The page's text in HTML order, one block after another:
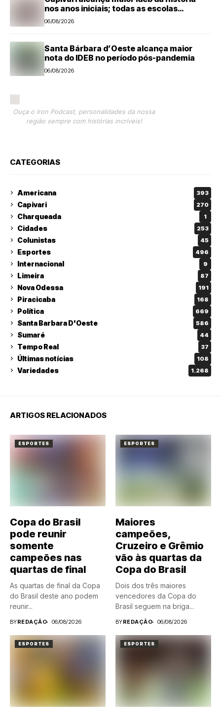
nos anos iniciais; todas as escolas
avançam
06/08/2026
Santa Bárbara d’Oeste alcança maior
nota do IDEB no período pós-pandemia
06/08/2026
Ouça o Iron Podcast, personalidades da nossa
região sempre com histórias incríveis!
CATEGORIAS
Americana 393
Capivari 270
Charqueada 1
Cidades 253
Colunistas 45
Esportes 496
Internacional 9
Limeira 87
Nova Odessa 191
Piracicaba 168
Política 669
Santa Barbara D'Oeste 586
Sumaré 44
Tempo Real 37
Últimas notícias 108
Variedades 1.268
ARTIGOS RELACIONADOS
ESPORTES
Copa do Brasil
pode reunir
somente
campeões nas
quartas de final
As quartas de final da Copa
do Brasil deste ano podem
reunir...
BYREDAÇÃO 06/08/2026
ESPORTES
Maiores
campeões,
Cruzeiro e Grêmio
vão às quartas da
Copa do Brasil
Dois dos três maiores
vencedores da Copa do
Brasil seguem na briga...
BYREDAÇÃO 06/08/2026
ESPORTES ESPORTES